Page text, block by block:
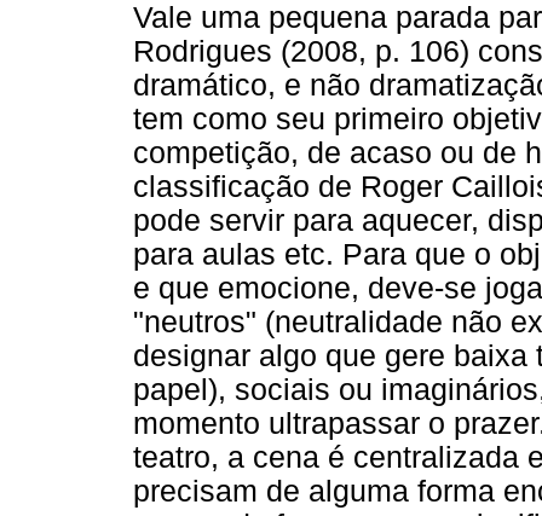
Vale uma pequena parada
Rodrigues (2008, p. 106)
dramático, e não
tem como seu primeiro
competição, de acaso ou de
classificação de Roger
pode servir para aquecer,
para aulas etc. Para que o
e que emocione, deve-se
"neutros" (neutralidade não
designar algo que gere
papel), sociais ou
momento ultrapassar o
teatro, a cena é centralizada
precisam de alguma forma